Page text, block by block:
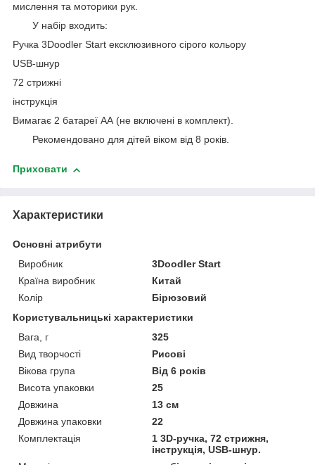
мислення та моторики рук.
У набір входить:
Ручка 3Doodler Start ексклюзивного сірого кольору
USB-шнур
72 стрижні
інструкція
Вимагає 2 батареї АА (не включені в комплект).
Рекомендовано для дітей віком від 8 років.
Приховати
Характеристики
Основні атрибути
Виробник
3Doodler Start
Країна виробник
Китай
Колір
Бірюзовий
Користувальницькі характеристики
Вага, г
325
Вид творчості
Рисові
Вікова група
Від 6 років
Висота упаковки
25
Довжина
13 см
Довжина упаковки
22
Комплектація
1 3D-ручка, 72 стрижня,
інструкція, USB-шнур.